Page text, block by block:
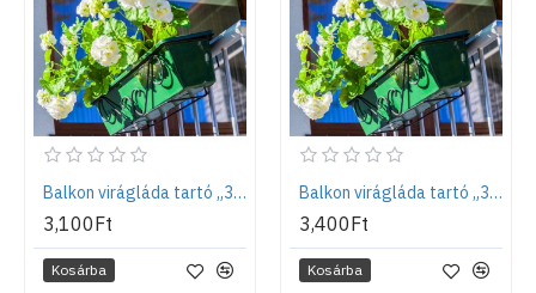
Balkon virágláda tartó „3/40”
3,100Ft
Kosárba
Balkon virágláda tartó „3/60”
3,400Ft
Kosárba